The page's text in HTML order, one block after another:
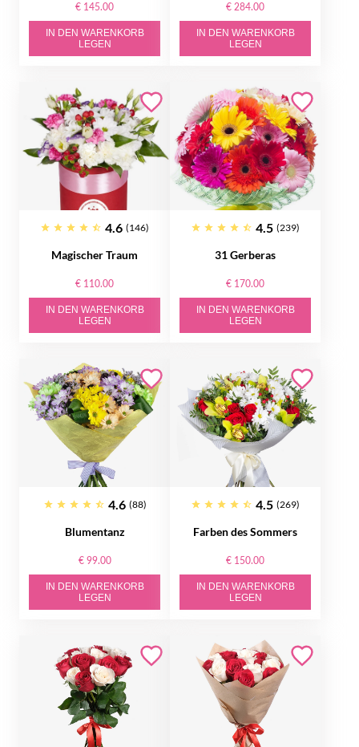
€ 145.00
IN DEN WARENKORB
LEGEN
€ 284.00
IN DEN WARENKORB
LEGEN
4.6 (146)
Magischer Traum
€ 110.00
IN DEN WARENKORB
LEGEN
4.5 (239)
31 Gerberas
€ 170.00
IN DEN WARENKORB
LEGEN
4.6 (88)
Blumentanz
€ 99.00
IN DEN WARENKORB
LEGEN
4.5 (269)
Farben des Sommers
€ 150.00
IN DEN WARENKORB
LEGEN